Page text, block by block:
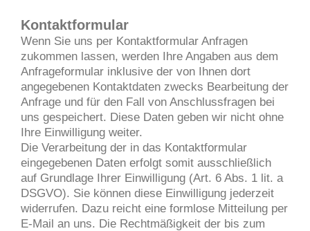
Kontaktformular
Wenn Sie uns per Kontaktformular Anfragen
zukommen lassen, werden Ihre Angaben aus dem
Anfrageformular inklusive der von Ihnen dort
angegebenen Kontaktdaten zwecks Bearbeitung der
Anfrage und für den Fall von Anschlussfragen bei
uns gespeichert. Diese Daten geben wir nicht ohne
Ihre Einwilligung weiter.
Die Verarbeitung der in das Kontaktformular
eingegebenen Daten erfolgt somit ausschließlich
auf Grundlage Ihrer Einwilligung (Art. 6 Abs. 1 lit. a
DSGVO). Sie können diese Einwilligung jederzeit
widerrufen. Dazu reicht eine formlose Mitteilung per
E-Mail an uns. Die Rechtmäßigkeit der bis zum